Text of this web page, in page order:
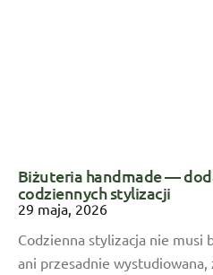
Biżuteria handmade —
codziennych stylizacji
29 maja, 2026
Codzienna stylizacja nie musi
ani przesadnie wystudiowana,